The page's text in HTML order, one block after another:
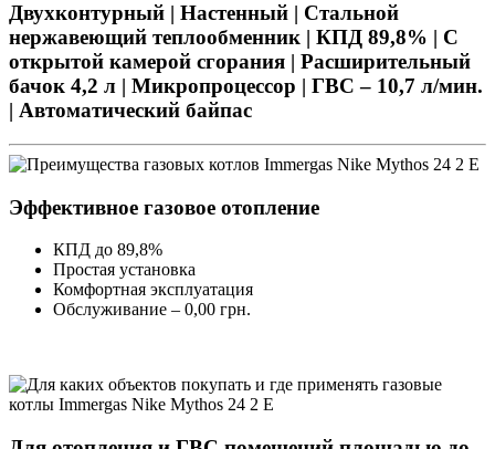
Двухконтурный | Настенный | Стальной
нержавеющий теплообменник | КПД 89,8% | С
открытой камерой сгорания | Расширительный
бачок 4,2 л | Микропроцессор | ГВС – 10,7 л/мин.
| Автоматический байпас
Эффективное газовое отопление
КПД до 89,8%
Простая установка
Комфортная эксплуатация
Обслуживание – 0,00 грн.